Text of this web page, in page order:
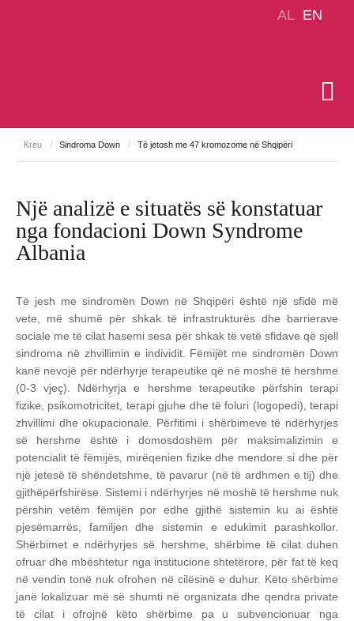
Kreu / Sindroma Down / Të jetosh me 47 kromozome në Shqipëri
Një analizë e situatës së konstatuar
nga fondacioni Down Syndrome
Albania
Të jesh me sindromën Down në Shqipëri është një sfidë më
vete, më shumë për shkak të infrastrukturës dhe barrierave
sociale me të cilat hasemi sesa për shkak të vetë sfidave që sjell
sindroma në zhvillimin e individit.
Fëmijët me sindromën Down
kanë nevojë për ndërhyrje terapeutike që në moshë të hershme
(0-3 vjeç). Ndërhyrja e hershme terapeutike përfshin terapi
fizike, psikomotricitet, terapi gjuhe dhe të foluri (logopedi), terapi
zhvillimi dhe okupacionale. Përfitimi i shërbimeve të ndërhyrjes
së hershme është i domosdoshëm për maksimalizimin e
potencialit të fëmijës, mirëqenien fizike dhe mendore si dhe për
një jetesë të shëndetshme, të pavarur (në të ardhmen e tij) dhe
gjithëpërfshirëse. Sistemi i ndërhyrjes në moshë të hershme nuk
përshin vetëm fëmijën por edhe gjithë sistemin ku ai është
pjesëmarrës, familjen dhe sistemin e edukimit parashkollor.
Shërbimet e ndërhyrjes së hershme, shërbime të cilat duhen
ofruar dhe mbështetur nga institucione shtetërore, për fat të keq
në vendin tonë nuk ofrohen në cilësinë e duhur. Këto shërbime
janë lokalizuar më së shumti në organizata dhe qendra private
të cilat i ofrojnë këto shërbime pa u subvencionuar nga
AL EN